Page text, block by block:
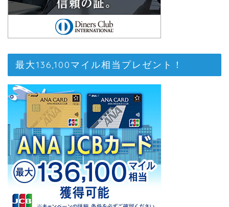
最大136,100マイル相当プレゼント！